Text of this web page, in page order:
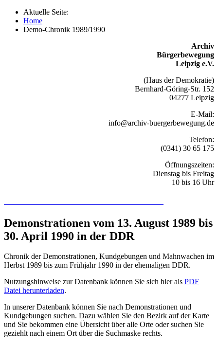
Aktuelle Seite:
Home |
Demo-Chronik 1989/1990
Archiv
Bürgerbewegung
Leipzig e.V.
(Haus der Demokratie)
Bernhard-Göring-Str. 152
04277 Leipzig
E-Mail:
info@archiv-buergerbewegung.de
Telefon:
(0341) 30 65 175
Öffnungszeiten:
Dienstag bis Freitag
10 bis 16 Uhr
Demonstrationen vom 13. August 1989 bis
30. April 1990 in der DDR
Chronik der Demonstrationen, Kundgebungen und Mahnwachen im
Herbst 1989 bis zum Frühjahr 1990 in der ehemaligen DDR.
Nutzungshinweise zur Datenbank können Sie sich hier als PDF
Datei herunterladen.
In unserer Datenbank können Sie nach Demonstrationen und
Kundgebungen suchen. Dazu wählen Sie den Bezirk auf der Karte
und Sie bekommen eine Übersicht über alle Orte oder suchen Sie
geziehlt nach einem Ort über die Suchmaske rechts.